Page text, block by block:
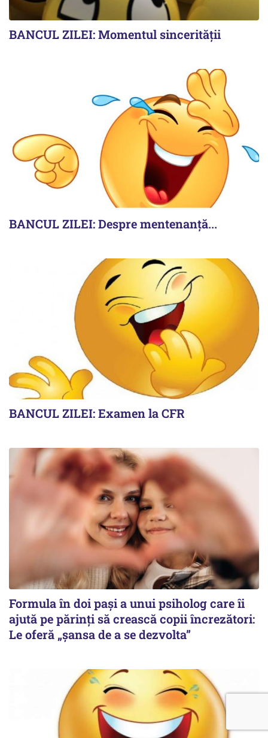
BANCUL ZILEI: Momentul sincerității
BANCUL ZILEI: Despre mentenanță...
BANCUL ZILEI: Examen la CFR
Formula în doi pași a unui psiholog care îi
ajută pe părinți să crească copii încrezători:
Le oferă „șansa de a se dezvolta”